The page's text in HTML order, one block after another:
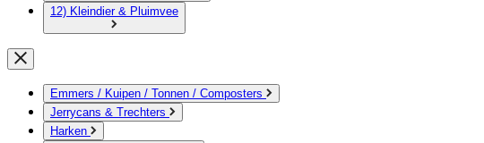
12) Kleindier & Pluimvee
Emmers / Kuipen / Tonnen / Composters
Jerrycans & Trechters
Harken